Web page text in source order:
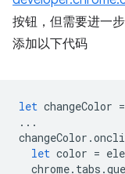
按钮，但需要进一
添加以下代码
let changeColor =
...
changeColor .
let color =
chrome. tabs .